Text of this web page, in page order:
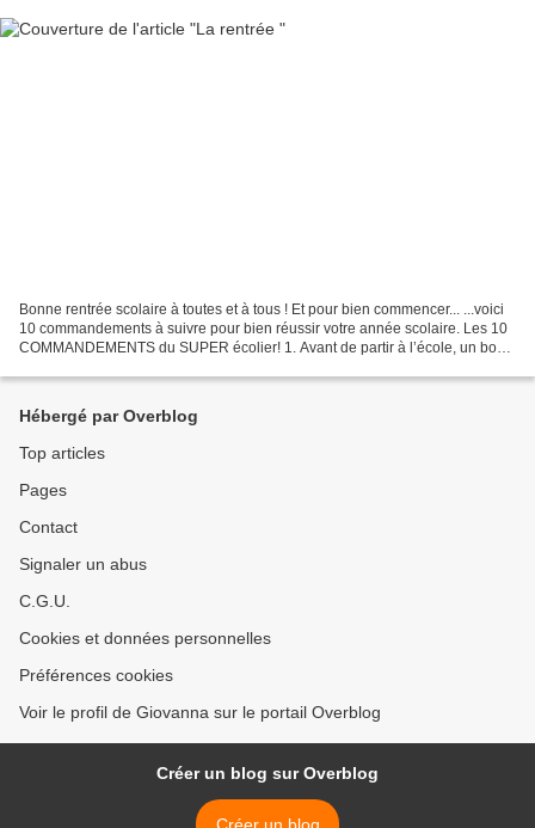
Bonne rentrée scolaire à toutes et à tous ! Et pour bien commencer... ...voici
10 commandements à suivre pour bien réussir votre année scolaire. Les 10
COMMANDEMENTS du SUPER écolier! 1. Avant de partir à l’école, un bon
Hébergé par Overblog
Top articles
Pages
Contact
Signaler un abus
C.G.U.
Cookies et données personnelles
Préférences cookies
Voir le profil de Giovanna sur le portail Overblog
Créer un blog sur Overblog